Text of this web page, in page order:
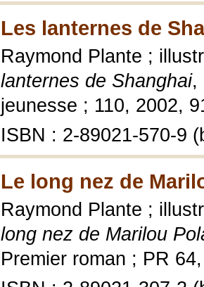
Les lanternes de
Raymond Plante ;
lanternes de Shanghai,
jeunesse ; 110, 2002,
ISBN : 2-89021-570-9
Le long nez de
Raymond Plante ;
long nez de Marilou
Premier roman ; PR